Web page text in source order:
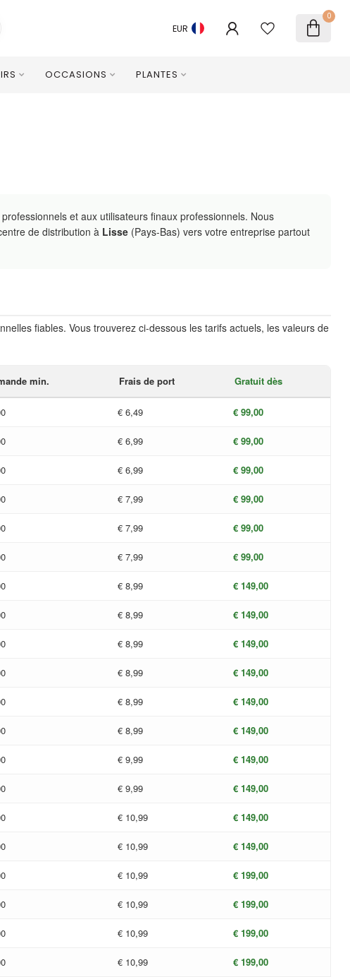
EUR
0
OCCASIONS PLANTES
et aux utilisateurs finaux professionnels. Nous
de distribution à Lisse (Pays-Bas) vers votre entreprise partout
fiables. Vous trouverez ci-dessous les tarifs actuels, les valeurs de
min. Frais de port Gratuit dès
€ 6,49 € 99,00
€ 6,99 € 99,00
€ 6,99 € 99,00
€ 7,99 € 99,00
€ 7,99 € 99,00
€ 7,99 € 99,00
€ 8,99 € 149,00
€ 8,99 € 149,00
€ 8,99 € 149,00
€ 8,99 € 149,00
€ 8,99 € 149,00
€ 8,99 € 149,00
€ 9,99 € 149,00
€ 9,99 € 149,00
€ 10,99 € 149,00
€ 10,99 € 149,00
€ 10,99 € 199,00
€ 10,99 € 199,00
€ 10,99 € 199,00
€ 10,99 € 199,00